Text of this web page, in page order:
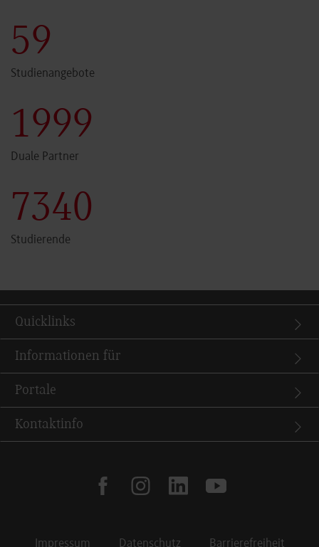
60
Studienangebote
2000
Duale Partner
7341
Studierende
Quicklinks
Informationen für
Portale
Kontaktinfo
facebookinstagramlinkedin youtube